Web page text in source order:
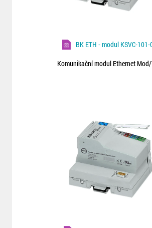
BK ETH - modul KSVC-101-
Komunikační modul Ethernet